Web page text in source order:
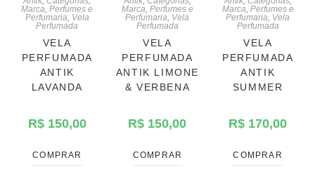
Marca,Perfumes e
Perfumaria, Vela
Perfumada
VELA
PERFUMADA
ANTIK
LAVANDA
R$150,00
COMPRAR
Marca Perfumes e
Perfumaria Vela
Perfumada
VELA
PERFUMADA
ANTIK LIMONE
& VERBENA
R$ 150,00
COMPRAR
Marca, Perfumes e
Perfumaria, Vela
Perfumada
VELA
PERFUMADA
ANTIK
SUMMER
R$ 170,00
COMPRAR